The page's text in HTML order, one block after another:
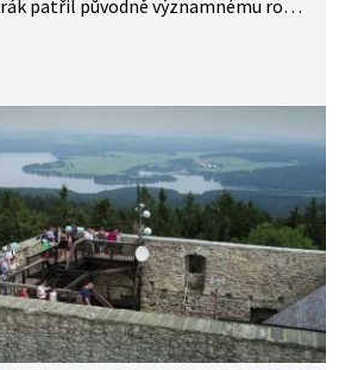
patřil původně významnému rodu
pro spisovatele a také oblíbeným